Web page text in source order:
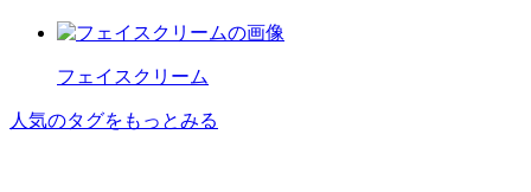
フェイスクリーム
人気のタグをもっとみる